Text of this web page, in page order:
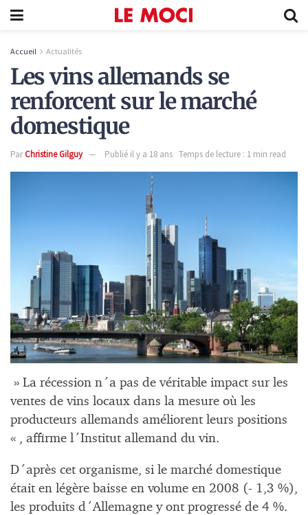
Accueil Actualités
Les vins allemands se
renforcent sur le marché
domestique
ParChristine Gilguy Publié il y a 18 ans Temps de lecture : 1 min read
» La récession n´a pas de véritable impact sur les
ventes de vins locaux dans la mesure où les
producteurs allemands améliorent leurs positions
« , affirme l´Institut allemand du vin.
D´après cet organisme, si le marché domestique
était en légère baisse en volume en 2008 (- 1,3 %),
les produits d´Allemagne y ont progressé de 4 %.